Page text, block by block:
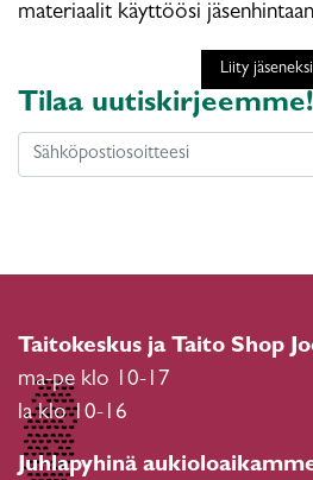
materiaalit käyttöösi
Liity jäseneksi
Tilaa uutiskirjeemme!
Taitokeskus ja Taito Shop
ma-pe klo 10-17
la klo 10-16
Juhlapyhinä